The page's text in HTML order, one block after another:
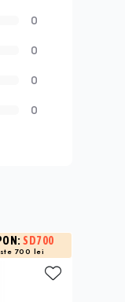
0
0
0
0
SD700
700 lei